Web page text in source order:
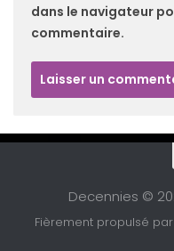
dans le navigateur
commentaire.
Decennies ©
Fièrement propulsé par